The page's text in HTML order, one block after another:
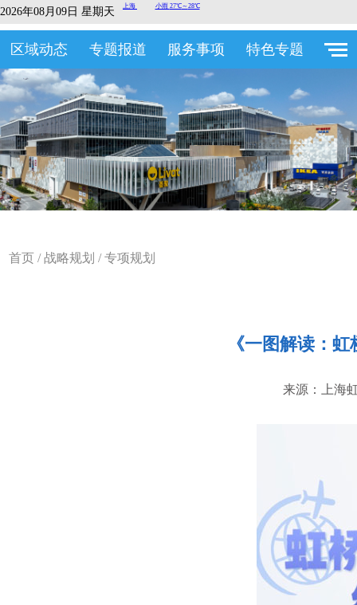
2026年08月09日 星期天
区域动态 专题报道 服务事项 特色专题
首页 /战略规划 /专项规划
《一图解读：
来源：上海